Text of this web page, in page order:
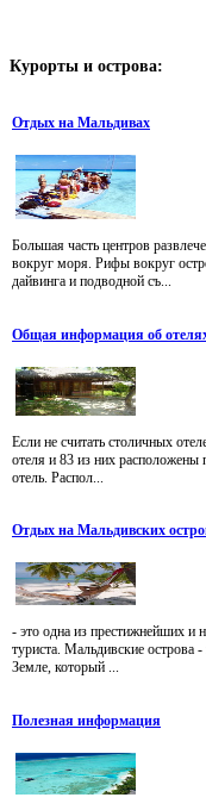
Курорты и острова:
Отдых на Мальдивах
Большая часть центров
вокруг моря. Рифы вокруг
дайвинга и подводной съ...
Общая информация об
Если не считать столичных
отеля и 83 из них расположены
отель. Распол...
Отдых на Мальдивских
- это одна из престижнейших и
туриста. Мальдивские острова
Земле, который ...
Полезная информация